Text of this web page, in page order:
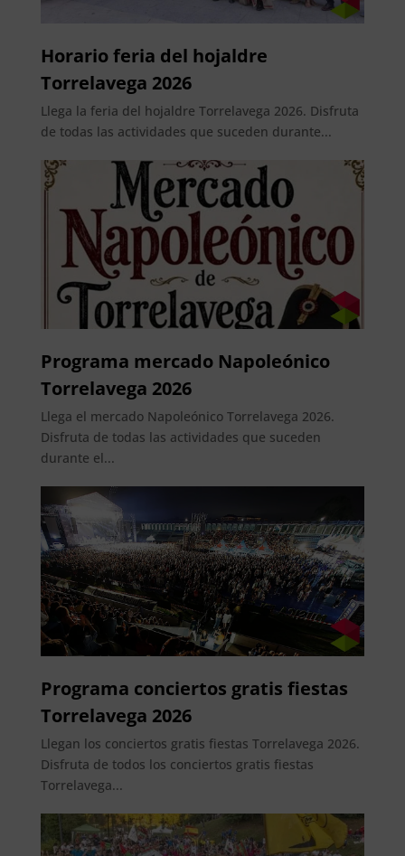
Horario feria del hojaldre
Torrelavega 2026
Llega la feria del hojaldre Torrelavega 2026. Disfruta
de todas las actividades que suceden durante...
Programa mercado Napoleónico
Torrelavega 2026
Llega el mercado Napoleónico Torrelavega 2026.
Disfruta de todas las actividades que suceden
durante el...
Programa conciertos gratis fiestas
Torrelavega 2026
Llegan los conciertos gratis fiestas Torrelavega 2026.
Disfruta de todos los conciertos gratis fiestas
Torrelavega...